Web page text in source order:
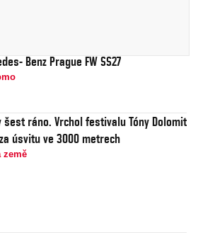
Benz Prague FW SS27
šest ráno. Vrchol festivalu Tóny Dolomit
úsvitu ve 3000 metrech
země